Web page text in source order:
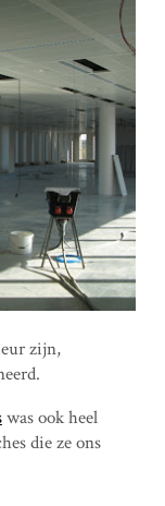
zijn,
was ook heel
die ze ons